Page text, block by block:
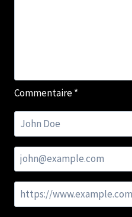
Commentaire*